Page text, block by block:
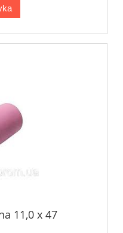
11,0 x 47